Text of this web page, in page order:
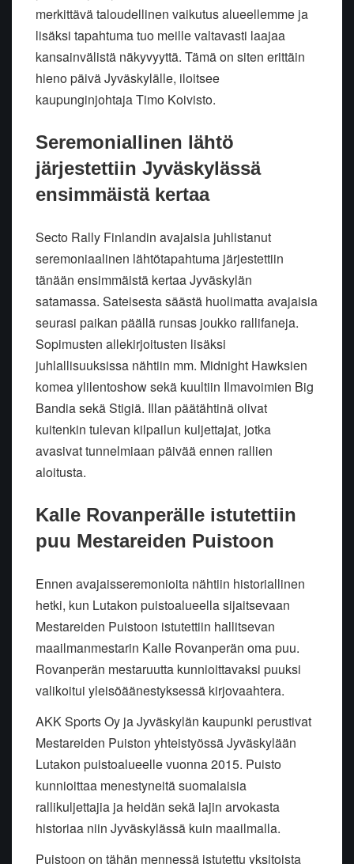
merkittävä taloudellinen vaikutus alueellemme ja
lisäksi tapahtuma tuo meille valtavasti laajaa
kansainvälistä näkyvyyttä. Tämä on siten erittäin
hieno päivä Jyväskylälle, iloitsee
kaupunginjohtaja Timo Koivisto.
Seremoniallinen lähtö
järjestettiin Jyväskylässä
ensimmäistä kertaa
Secto Rally Finlandin avajaisia juhlistanut
seremoniaalinen lähtötapahtuma järjestettiin
tänään ensimmäistä kertaa Jyväskylän
satamassa. Sateisesta säästä huolimatta avajaisia
seurasi paikan päällä runsas joukko rallifaneja.
Sopimusten allekirjoitusten lisäksi
juhlallisuuksissa nähtiin mm. Midnight Hawksien
komea ylilentoshow sekä kuultiin Ilmavoimien Big
Bandia sekä Stigiä. Illan päätähtinä olivat
kuitenkin tulevan kilpailun kuljettajat, jotka
avasivat tunnelmiaan päivää ennen rallien
aloitusta.
Kalle Rovanperälle istutettiin
puu Mestareiden Puistoon
Ennen avajaisseremonioita nähtiin historiallinen
hetki, kun Lutakon puistoalueella sijaitsevaan
Mestareiden Puistoon istutettiin hallitsevan
maailmanmestarin Kalle Rovanperän oma puu.
Rovanperän mestaruutta kunnioittavaksi puuksi
valikoitui yleisöäänestyksessä kirjovaahtera.
AKK Sports Oy ja Jyväskylän kaupunki perustivat
Mestareiden Puiston yhteistyössä Jyväskylään
Lutakon puistoalueelle vuonna 2015. Puisto
kunnioittaa menestyneitä suomalaisia
rallikuljettajia ja heidän sekä lajin arvokasta
historiaa niin Jyväskylässä kuin maailmalla.
Puistoon on tähän mennessä istutettu yksitoista